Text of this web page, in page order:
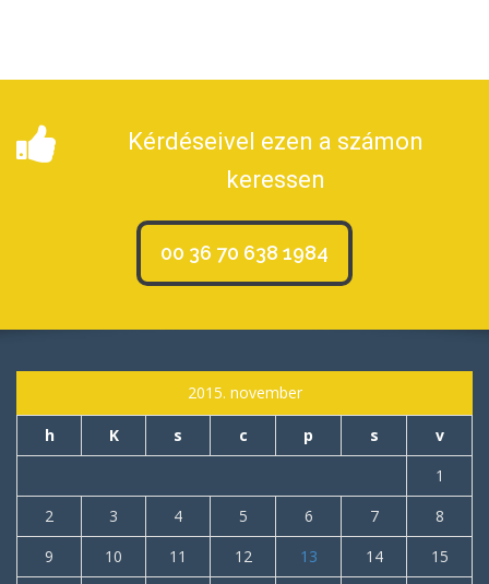
Kérdéseivel ezen a számon
keressen
00 36 70 638 1984
2015. november
h K s c p s
v
1
2
3 4 5 6 7
8
9
10 11 12 13 14
15